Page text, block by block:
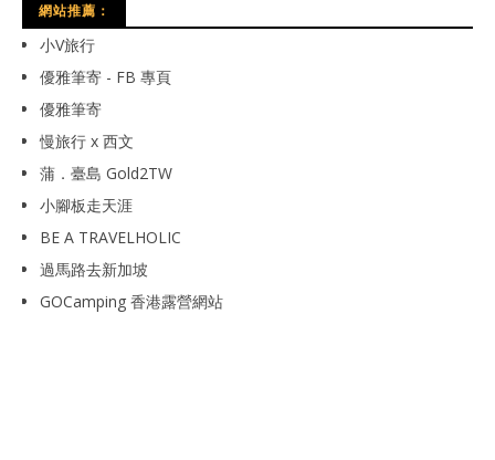
網站推薦：
小V旅行
優雅筆寄 - FB 專頁
優雅筆寄
慢旅行 x 西文
蒲．臺島 Gold2TW
小腳板走天涯
BE A TRAVELHOLIC
過馬路去新加坡
GOCamping 香港露營網站